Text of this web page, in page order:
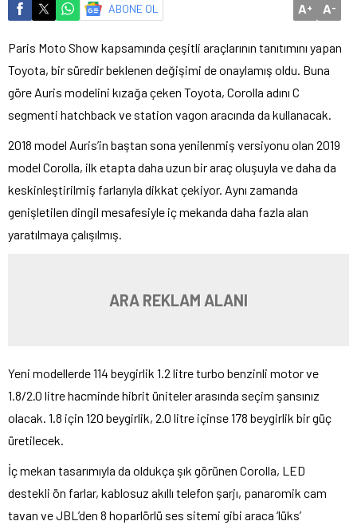
ABONE OL A+ A-
Paris Moto Show kapsamında çeşitli araçlarının tanıtımını yapan
Toyota, bir süredir beklenen değişimi de onaylamış oldu. Buna
göre Auris modelini kızağa çeken Toyota, Corolla adını C
segmenti hatchback ve station vagon aracında da kullanacak.
2018 model Auris’in baştan sona yenilenmiş versiyonu olan 2019
model Corolla, ilk etapta daha uzun bir araç oluşuyla ve daha da
keskinleştirilmiş farlarıyla dikkat çekiyor. Aynı zamanda
genişletilen dingil mesafesiyle iç mekanda daha fazla alan
yaratılmaya çalışılmış.
ARA REKLAM ALANI
Yeni modellerde 114 beygirlik 1.2 litre turbo benzinli motor ve
1.8/2.0 litre hacminde hibrit üniteler arasında seçim şansınız
olacak. 1.8 için 120 beygirlik, 2.0 litre içinse 178 beygirlik bir güç
üretilecek.
İç mekan tasarımıyla da oldukça şık görünen Corolla, LED
destekli ön farlar, kablosuz akıllı telefon şarjı, panaromik cam
tavan ve JBL’den 8 hoparlörlü ses sitemi gibi araca ‘lüks’